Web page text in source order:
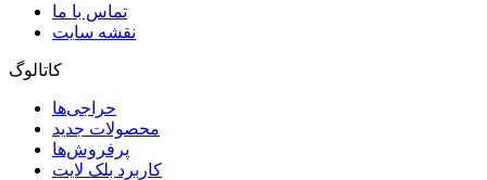
تماس با ما
نقشه سایت
کاتالوگ
حراجی‌ها
محصولات جدید
پرفروش‌ها
کاربرد بلک لایت